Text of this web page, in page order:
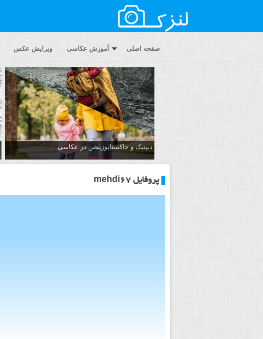
صفحه اصلی آموزش عکاسی ویرایش عکس
دیپتیک و جاکستا‌پوزیشن در عکاسی
پروفایل mehdi67